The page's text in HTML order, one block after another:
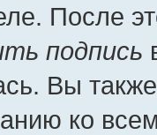
После
подпись
Вы
ко